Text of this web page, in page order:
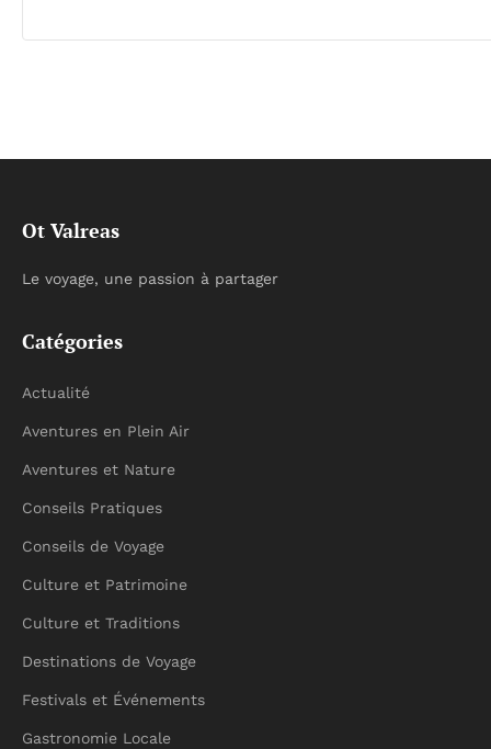
Ot Valreas
Le voyage, une passion à partager
Catégories
Actualité
Aventures en Plein Air
Aventures et Nature
Conseils Pratiques
Conseils de Voyage
Culture et Patrimoine
Culture et Traditions
Destinations de Voyage
Festivals et Événements
Gastronomie Locale